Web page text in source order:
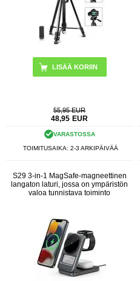
55,95 EUR
48,95 EUR
VARASTOSSA
TOIMITUSAIKA: 2-3 ARKIPÄIVÄÄ
S29 3-in-1 MagSafe-magneettinen
langaton laturi, jossa on ympäristön
valoa tunnistava toiminto